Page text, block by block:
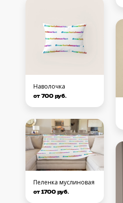
Наволочка
от 700 руб.
Пеленка муслиновая
от 1700 руб.